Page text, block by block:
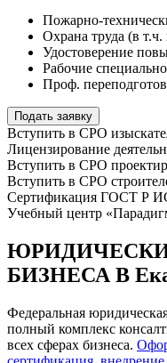
Пожарно-
Охрана труда (в
Удостоверение
Рабочие
Проф.
Подать заявку
Вступить в СРО
Лицензирование
Вступить в СРО
Вступить в СРО
Сертификация ГОСТ Р
Учебный центр
БИЗНЕСА В
Федеральная
полный комплекс
всех сферах бизнеса.